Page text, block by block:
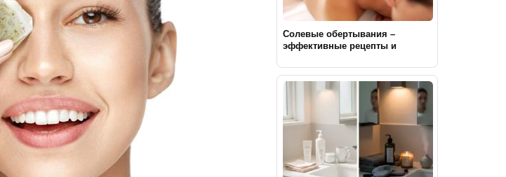
Солевые обертывания –
эффективные рецепты и